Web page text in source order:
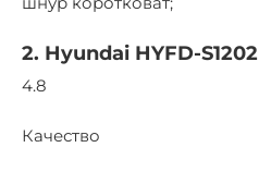
2. Hyundai HYFD-S1202
4.8
Качество